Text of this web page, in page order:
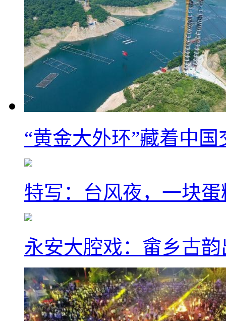
“黄金大外环”藏着中
特写：台风夜，一块
永安大腔戏：畲乡古